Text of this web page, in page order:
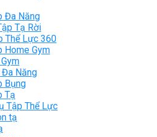
Đa Năng
Tạ Rời
Thể Lực 360
Home Gym
Đa Năng
Bụng
Tạ
Tập Thể Lực
tạ